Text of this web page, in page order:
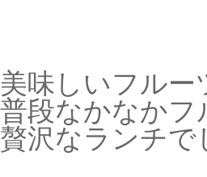
美味しいフルー
普段なかなかフ
贅沢なランチで